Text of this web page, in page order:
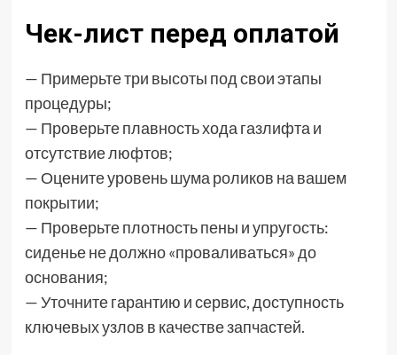
Чек-лист перед оплатой
— Примерьте три высоты под свои этапы
процедуры;
— Проверьте плавность хода газлифта и
отсутствие люфтов;
— Оцените уровень шума роликов на вашем
покрытии;
— Проверьте плотность пены и упругость:
сиденье не должно «проваливаться» до
основания;
— Уточните гарантию и сервис, доступность
ключевых узлов в качестве запчастей.